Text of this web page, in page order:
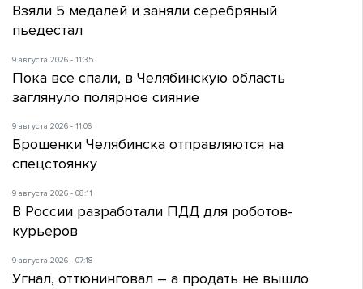
Взяли 5 медалей и заняли серебряный
пьедестал
9 августа 2026 - 11:35
Пока все спали, в Челябинскую область
заглянуло полярное сияние
9 августа 2026 - 11:06
Брошенки Челябинска отправляются на
спецстоянку
9 августа 2026 - 08:11
В России разработали ПДД для роботов-
курьеров
9 августа 2026 - 07:18
Угнал, оттюнинговал – а продать не вышло